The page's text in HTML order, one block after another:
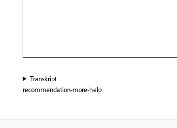
Transkript
recommendation-more-help